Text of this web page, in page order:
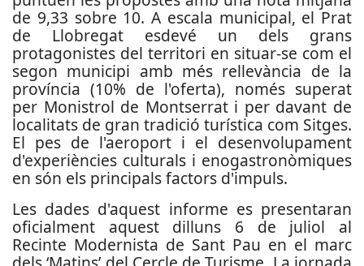
de 9,33 sobre 10. A escala municipal, el Prat
de Llobregat esdevé un dels grans
protagonistes del territori en situar-se com el
segon municipi amb més rellevància de la
província (10% de l'oferta), només superat
per Monistrol de Montserrat i per davant de
localitats de gran tradició turística com Sitges.
El pes de l'aeroport i el desenvolupament
d'experiències culturals i enogastronòmiques
en són els principals factors d'impuls.
Les dades d'aquest informe es presentaran
oficialment aquest dilluns 6 de juliol al
Recinte Modernista de Sant Pau en el marc